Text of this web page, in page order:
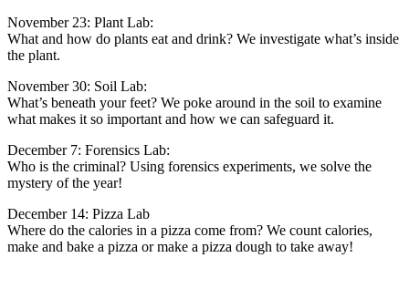
November 23: Plant Lab:
What and how do plants eat and drink? We investigate what’s inside
the plant.
November 30: Soil Lab:
What’s beneath your feet? We poke around in the soil to examine
what makes it so important and how we can safeguard it.
December 7: Forensics Lab:
Who is the criminal? Using forensics experiments, we solve the
mystery of the year!
December 14: Pizza Lab
Where do the calories in a pizza come from? We count calories,
make and bake a pizza or make a pizza dough to take away!